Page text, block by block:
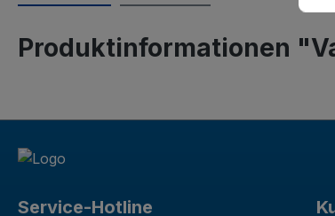
Produktinformationen
Service-Hotline